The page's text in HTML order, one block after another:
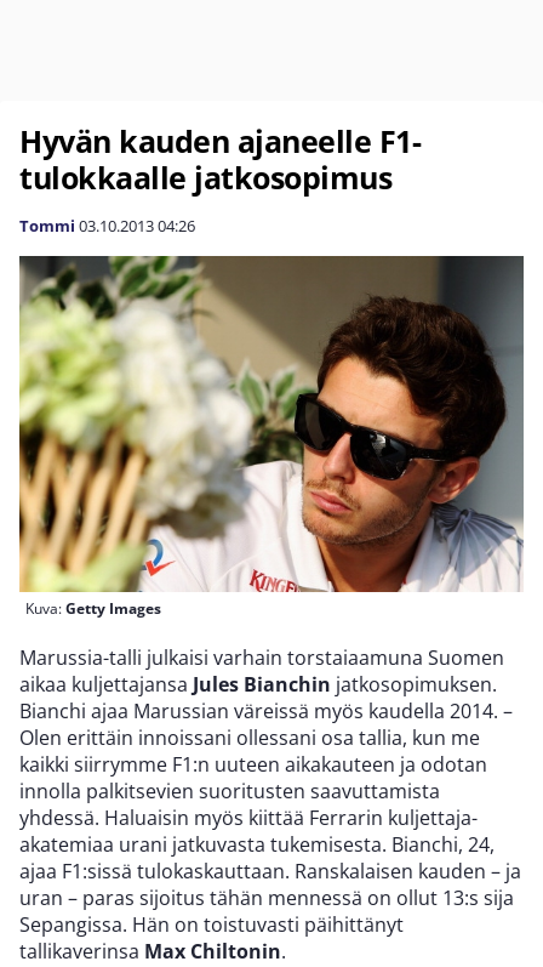
Hyvän kauden ajaneelle F1-
tulokkaalle jatkosopimus
Tommi 03.10.201304:26
Kuva:Getty Images
Marussia-talli julkaisi varhain torstaiaamuna Suomen
aikaa kuljettajansa Jules Bianchin jatkosopimuksen.
Bianchi ajaa Marussian väreissä myös kaudella 2014. –
Olen erittäin innoissani ollessani osa tallia, kun me
kaikki siirrymme F1:n uuteen aikakauteen ja odotan
innolla palkitsevien suoritusten saavuttamista
yhdessä. Haluaisin myös kiittää Ferrarin kuljettaja-
akatemiaa urani jatkuvasta tukemisesta. Bianchi, 24,
ajaa F1:sissä tulokaskauttaan. Ranskalaisen kauden – ja
uran – paras sijoitus tähän mennessä on ollut 13:s sija
Sepangissa. Hän on toistuvasti päihittänyt
tallikaverinsa Max Chiltonin.